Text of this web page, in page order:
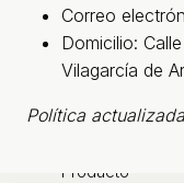
Correo
Domicilio:
Vilagarcía de
Política
Mentiness 2026
Producto